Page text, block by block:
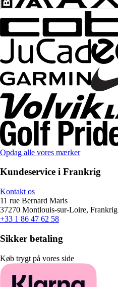
Opdag alle vores mærker
Kundeservice i Frankrig
Kontakt os
11 rue Bernard Maris
37270 Montlouis-sur-Loire, Frankrig
+33 1 86 47 62 58
Sikker betaling
Køb trygt på vores side